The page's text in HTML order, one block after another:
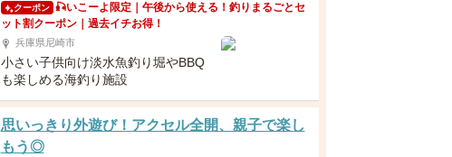
クーポン 🎣いこーよ限定｜午後から使える！釣りまるごとセ
ット割クーポン｜過去イチお得！
兵庫県尼崎市
小さい子供向け淡水魚釣り堀やBBQ
も楽しめる海釣り施設
思いっきり外遊び！アクセル全開、親子で楽し
もう◎